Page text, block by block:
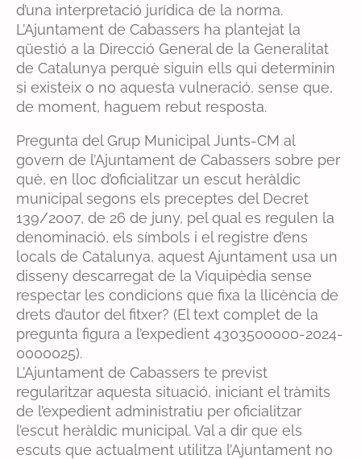
d’una interpretació jurídica de la norma.
L’Ajuntament de Cabassers ha plantejat la
qüestió a la Direcció General de la Generalitat
de Catalunya perquè siguin ells qui determinin
si existeix o no aquesta vulneració, sense que,
de moment, haguem rebut resposta.
Pregunta del Grup Municipal Junts-CM al
govern de l’Ajuntament de Cabassers sobre per
què, en lloc d’oficialitzar un escut heràldic
municipal segons els preceptes del Decret
139/2007, de 26 de juny, pel qual es regulen la
denominació, els símbols i el registre d’ens
locals de Catalunya, aquest Ajuntament usa un
disseny descarregat de la Viquipèdia sense
respectar les condicions que fixa la llicència de
drets d’autor del fitxer? (El text complet de la
pregunta figura a l’expedient 4303500000-2024-
0000025).
L’Ajuntament de Cabassers te previst
regularitzar aquesta situació, iniciant el tràmits
de l’expedient administratiu per oficialitzar
l’escut heràldic municipal. Val a dir que els
escuts que actualment utilitza l’Ajuntament no